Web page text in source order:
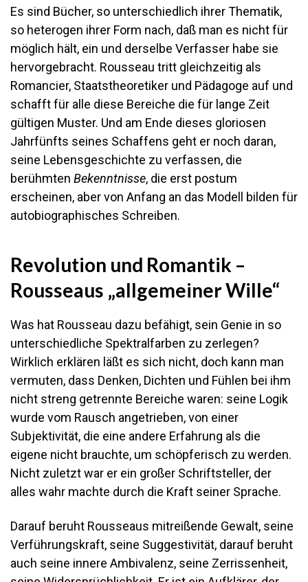
Es sind Bücher, so unterschiedlich ihrer Thematik,
so heterogen ihrer Form nach, daß man es nicht für
möglich hält, ein und derselbe Verfasser habe sie
hervorgebracht. Rousseau tritt gleichzeitig als
Romancier, Staatstheoretiker und Pädagoge auf und
schafft für alle diese Bereiche die für lange Zeit
gültigen Muster. Und am Ende dieses gloriosen
Jahrfünfts seines Schaffens geht er noch daran,
seine Lebensgeschichte zu verfassen, die
berühmten Bekenntnisse, die erst postum
erscheinen, aber von Anfang an das Modell bilden für
autobiographisches Schreiben.
Revolution und Romantik –
Rousseaus „allgemeiner Wille“
Was hat Rousseau dazu befähigt, sein Genie in so
unterschiedliche Spektralfarben zu zerlegen?
Wirklich erklären läßt es sich nicht, doch kann man
vermuten, dass Denken, Dichten und Fühlen bei ihm
nicht streng getrennte Bereiche waren: seine Logik
wurde vom Rausch angetrieben, von einer
Subjektivität, die eine andere Erfahrung als die
eigene nicht brauchte, um schöpferisch zu werden.
Nicht zuletzt war er ein großer Schriftsteller, der
alles wahr machte durch die Kraft seiner Sprache.
Darauf beruht Rousseaus mitreißende Gewalt, seine
Verführungskraft, seine Suggestivität, darauf beruht
auch seine innere Ambivalenz, seine Zerrissenheit,